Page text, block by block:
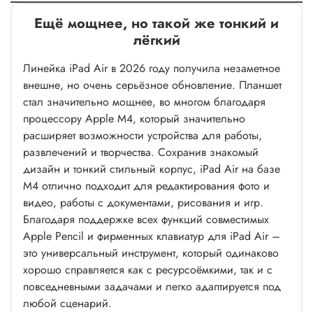
Ещё мощнее, но такой же тонкий и
лёгкий
Линейка iPad Air в 2026 году получила незаметное
внешне, но очень серьёзное обновление. Планшет
стал значительно мощнее, во многом благодаря
процессору Apple M4, который значительно
расширяет возможности устройства для работы,
развлечений и творчества. Сохранив знакомый
дизайн и тонкий стильный корпус, iPad Air на базе
M4 отлично подходит для редактирования фото и
видео, работы с документами, рисования и игр.
Благодаря поддержке всех функций совместимых
Apple Pencil и фирменных клавиатур для iPad Air –
это универсальный инструмент, который одинаково
хорошо справляется как с ресурсоёмкими, так и с
повседневными задачами и легко адаптируется под
любой сценарий.